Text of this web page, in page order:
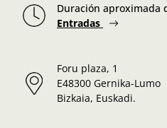
Duración aproximada
Entradas
Foru plaza, 1
E48300 Gernika-Lumo
Bizkaia, Euskadi.